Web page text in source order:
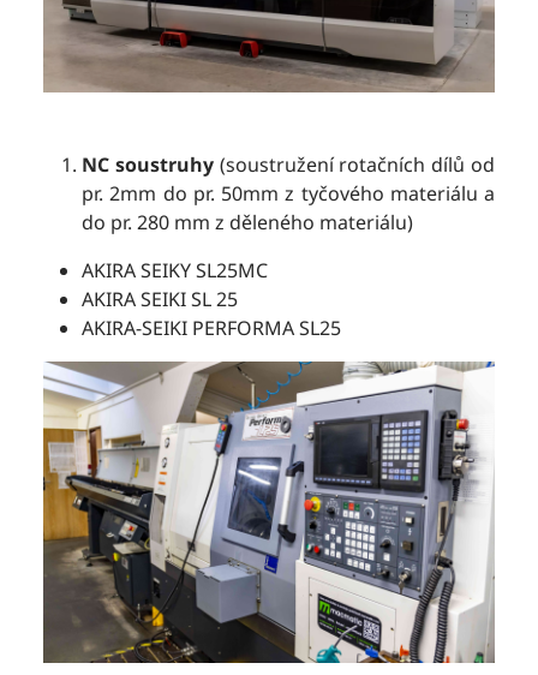
NC soustruhy(soustružení rotačních dílů od
pr. 2mm do pr. 50mm z tyčového materiálu a
do pr. 280 mm z děleného materiálu)
AKIRA SEIKY SL25MC
AKIRA SEIKI SL 25
AKIRA-SEIKI PERFORMA SL25